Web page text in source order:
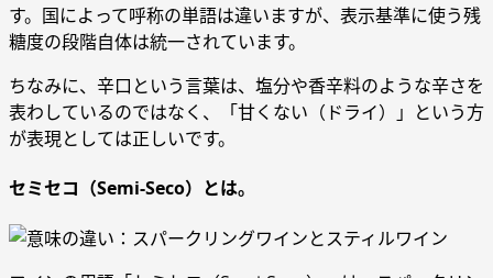
す。国によって呼称の単語は違いますが、表示基準に使う残
糖度の段階自体は統一されています。
ちなみに、辛口という言葉は、塩分や香辛料のような辛さを
表わしているのではなく、「甘くない（ドライ）」という方
が表現としては正しいです。
セミセコ（Semi-Seco）とは。